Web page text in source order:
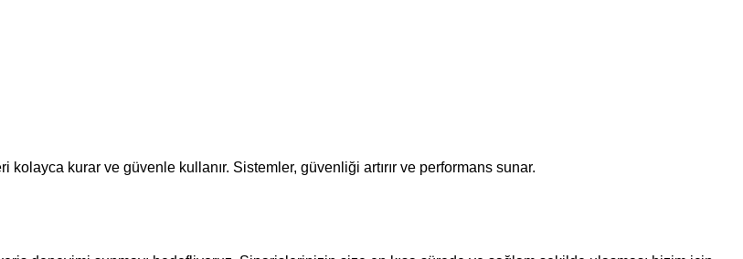
kurar ve güvenle kullanır. Sistemler, güvenliği artırır ve performans sunar.